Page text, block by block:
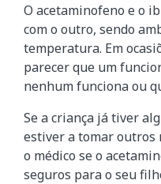
O acetaminofeno e o
com o outro, sendo
temperatura. Em
parecer que um
nenhum funciona ou
Se a criança já tiver
estiver a tomar outros
o médico se o
seguros para o seu